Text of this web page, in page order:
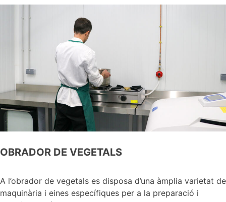
OBRADOR DE VEGETALS
A l’obrador de vegetals es disposa d’una àmplia varietat de
maquinària i eines específiques per a la preparació i